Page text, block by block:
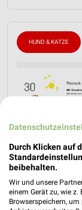
HUND & KATZE
Durch Klicken auf
beibehalten.
Wir und unsere
einem Gerät zu, wie z.
Browserspeichern,